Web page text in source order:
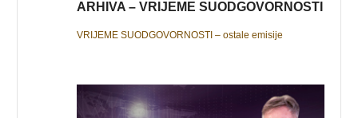
ARHIVA – VRIJEME SUODGOVORNOSTI
VRIJEME SUODGOVORNOSTI – ostale emisije